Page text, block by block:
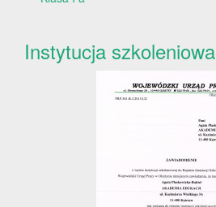
Instytucja szkoleniowa